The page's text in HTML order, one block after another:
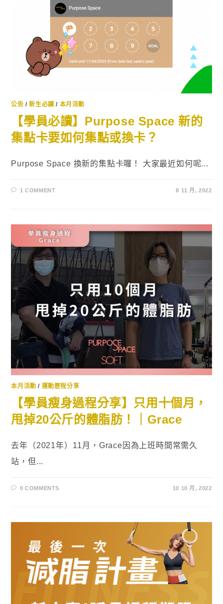
公告 /新生必讀 / 本月活動
【學員必讀】Purpose Space 新的
集點卡要如何集點或換卡？
Purpose Space 換新的集點卡囉！ 大家最近如何呢...
1 COMMENT 8 11 月, 2022
本月活動 / 運動歷程分享
【學員瘦身過程分享】只用十個月，
甩掉20公斤的體脂肪！｜Grace
去年（2021年）11月，Grace因為上班時間常需久
站，但...
0 COMMENTS 10 10 月, 2022